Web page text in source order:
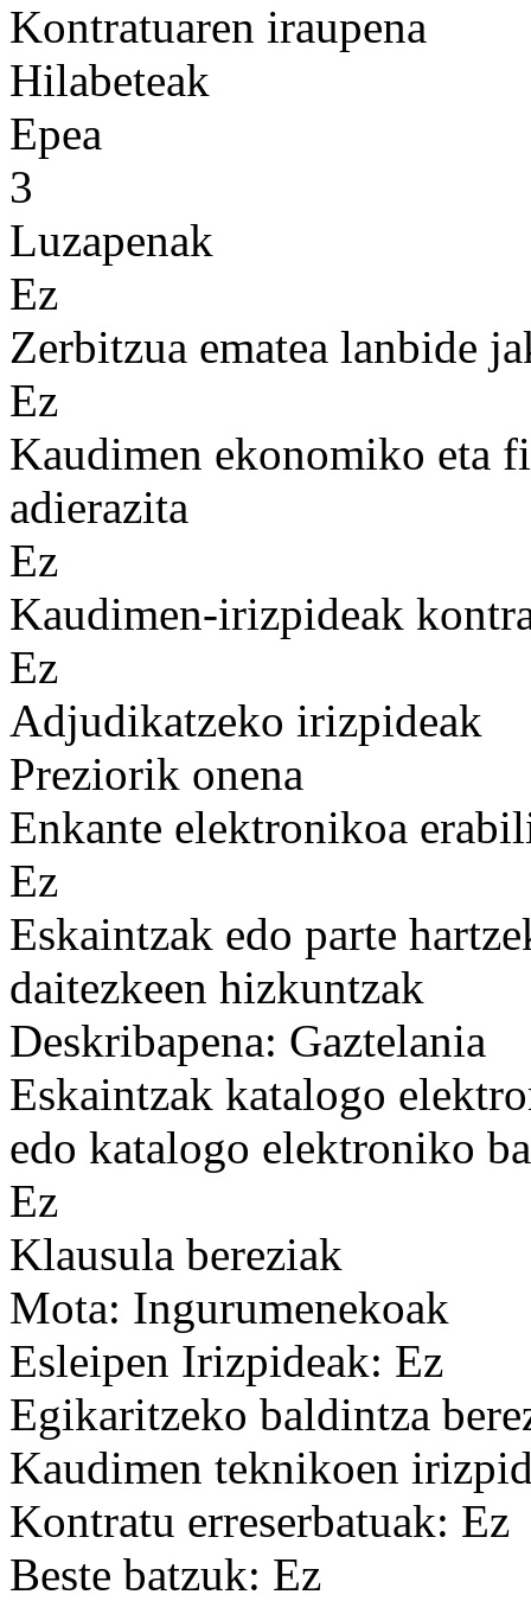
Kontratuaren iraupena
Hilabeteak
Epea
3
Luzapenak
Ez
Zerbitzua ematea lanbide
Ez
Kaudimen ekonomiko eta
adierazita
Ez
Kaudimen-irizpideak
Ez
Adjudikatzeko irizpideak
Preziorik onena
Enkante elektronikoa
Ez
Eskaintzak edo parte
daitezkeen hizkuntzak
Deskribapena: Gaztelania
Eskaintzak katalogo
edo katalogo elektroniko
Ez
Klausula bereziak
Mota: Ingurumenekoak
Esleipen Irizpideak: Ez
Egikaritzeko baldintza
Kaudimen teknikoen
Kontratu erreserbatuak: Ez
Beste batzuk: Ez